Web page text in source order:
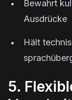
Bewahrt
Ausdrücke
Hält
5.